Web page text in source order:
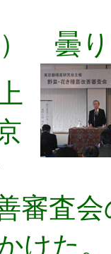
） 曇
審査
けた